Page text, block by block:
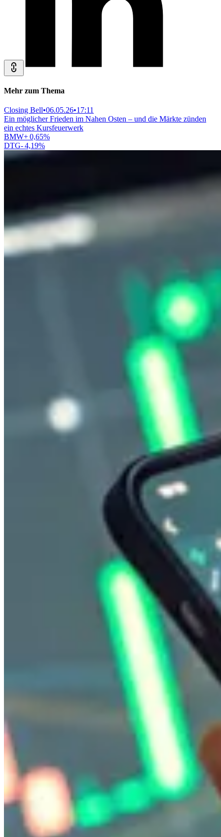
Mehr zum Thema
Closing Bell•06.05.26•17:11
Ein möglicher Frieden im Nahen Osten – und die Märkte zünden
ein echtes Kursfeuerwerk
BMW+0,65%
DTG-4,19%